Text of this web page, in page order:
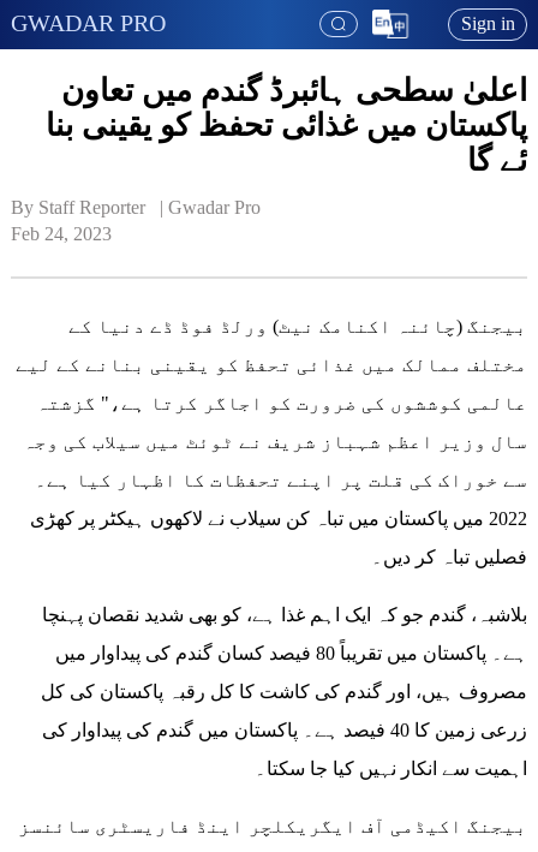
GWADAR PRO Sign in
اعلیٰ سطحی ہائبرڈ گندم میں تعاون
پاکستان میں غذائی تحفظ کو یقینی بنا
ئے گا
By Staff Reporter   | Gwadar Pro
Feb 24, 2023
بیجنگ (چائنہ اکنامک نیٹ) ورلڈ فوڈ ڈے دنیا کے
مختلف ممالک میں غذائی تحفظ کو یقینی بنانے کے لیے
عالمی کوششوں کی ضرورت کو اجاگر کرتا ہے،" گزشتہ
سال وزیر اعظم شہباز شریف نے ٹوئٹ میں سیلاب کی وجہ
سے خوراک کی قلت پر اپنے تحفظات کا اظہار کیا ہے۔
2022 میں پاکستان میں تباہ کن سیلاب نے لاکھوں ہیکٹر پر کھڑی
فصلیں تباہ کر دیں۔
بلاشبہ، گندم جو کہ ایک اہم غذا ہے، کو بھی شدید نقصان پہنچا
ہے۔ پاکستان میں تقریباً 80 فیصد کسان گندم کی پیداوار میں
مصروف ہیں، اور گندم کی کاشت کا کل رقبہ پاکستان کی کل
زرعی زمین کا 40 فیصد ہے۔ پاکستان میں گندم کی پیداوار کی
اہمیت سے انکار نہیں کیا جا سکتا۔
بیجنگ اکیڈمی آف ایگریکلچر اینڈ فاریسٹری سائنسز